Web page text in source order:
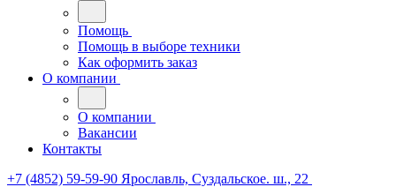
Помощь
Помощь в выборе техники
Как оформить заказ
О компании
О компании
Вакансии
Контакты
+7 (4852) 59-59-90 Ярославль, Суздальское. ш., 22